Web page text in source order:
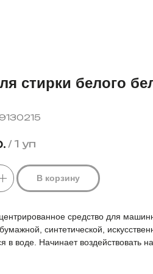
стирки белого
/ 1 уп
В корзину
средство для
синтетической,
в воде. Начинает воздействовать